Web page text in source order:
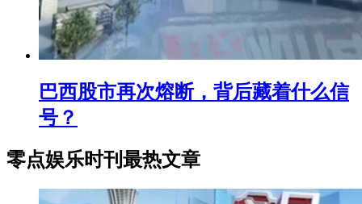
巴西股市再次熔断，背后藏着什么信
号？
零点娱乐时刊最热文章